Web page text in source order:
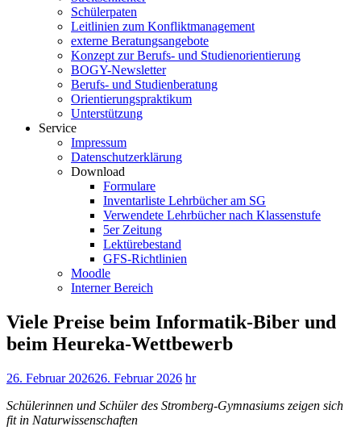
Schülerpaten
Leitlinien zum Konfliktmanagement
externe Beratungsangebote
Konzept zur Berufs- und Studienorientierung
BOGY-Newsletter
Berufs- und Studienberatung
Orientierungspraktikum
Unterstützung
Service
Impressum
Datenschutzerklärung
Download
Formulare
Inventarliste Lehrbücher am SG
Verwendete Lehrbücher nach Klassenstufe
5er Zeitung
Lektürebestand
GFS-Richtlinien
Moodle
Interner Bereich
Viele Preise beim Informatik-Biber und
beim Heureka-Wettbewerb
26. Februar 202626. Februar 2026 hr
Schülerinnen und Schüler des Stromberg-Gymnasiums zeigen sich
fit in Naturwissenschaften